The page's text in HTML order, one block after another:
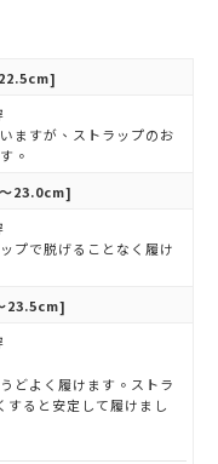
ますが、ストラップのお
。
23.0cm]
プで脱げることなく履け
23.5cm]
どよく履けます。ストラ
すると安定して履けまし